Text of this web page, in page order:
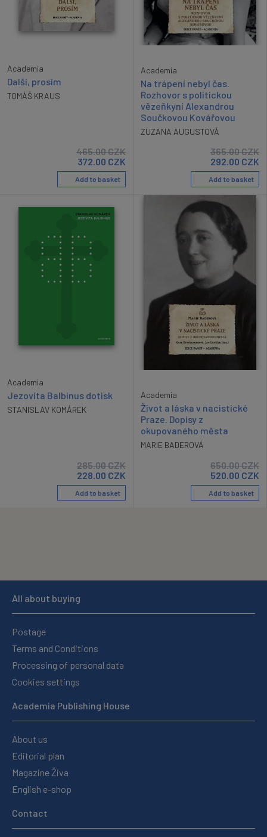
Academia
Další, prosím
TOMÁŠ KRAUS
465.00CZK
372.00 CZK
Add to basket
Academia
Na trápení nebyl čas.
Rozhovor s politickou
vězeňkyní Alexandrou
Součkovou Kovářovou
ZUZANA AUGUSTOVÁ
365.00CZK
292.00 CZK
Add to basket
Academia
Jezovita Balbinus dotisk
STANISLAV KOMÁREK
285.00CZK
228.00 CZK
Add to basket
Academia
Život a láska v nacistické
Praze. Dopisy z
okupovaného města
MARIE BADEROVÁ
650.00CZK
520.00 CZK
Add to basket
All about buying
Postage
Terms and Conditions
Processing of personal data
Cookies settings
Academia Publishing House
About us
Editorial plan
Magazine Živa
English e-shop
Contact